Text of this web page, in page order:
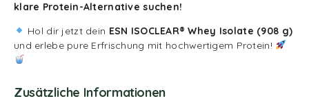
klare Protein-Alternative suchen!
Hol dir jetzt dein ESN ISOCLEAR® Whey Isolate (908 g)
und erlebe pure Erfrischung mit hochwertigem Protein!
Zusätzliche Informationen